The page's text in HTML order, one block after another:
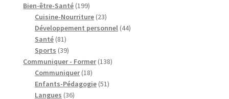
produits
Bien-être-Santé 199199
produits
Cuisine-Nourriture 2323
produits
Développement personnel 4444
Santé 8181
produits
Sports 3939
produits
Communiquer - Former 138138
Communiquer 1818
produits
Enfants-Pédagogie 5151
Langues 3636